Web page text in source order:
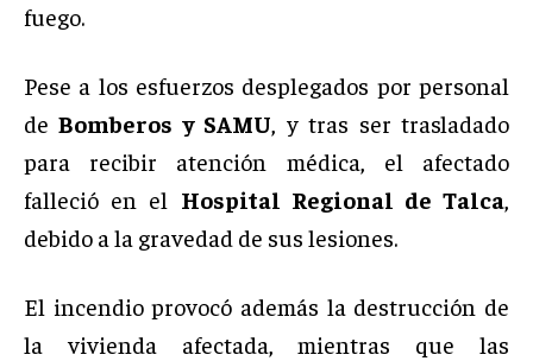
fuego.
Pese a los esfuerzos desplegados por personal
deBomberos y SAMU, y tras ser trasladado
para recibir atención médica, el afectado
falleció en el Hospital Regional de Talca,
debido a la gravedad de sus lesiones.
El incendio provocó además la destrucción de
la vivienda afectada, mientras que las